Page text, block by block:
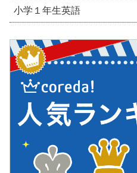
小学１年生英語